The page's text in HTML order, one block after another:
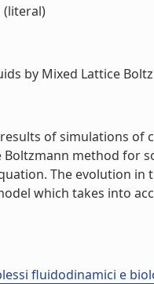
(literal)
by Mixed Lattice
of simulations of
method for
The evolution in
which takes into
fluidodinamici e